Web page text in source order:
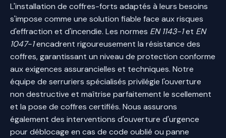
L'installation de coffres-forts adaptés à leurs besoins
s'impose comme une solution fiable face aux risques
d'effraction et d'incendie. Les normes EN 1143-1et EN
1047-1encadrent rigoureusement la résistance des
coffres, garantissant un niveau de protection conforme
aux exigences assurancielles et techniques. Notre
équipe de serruriers spécialisés privilégie l'ouverture
non destructive et maîtrise parfaitement le scellement
et la pose de coffres certifiés. Nous assurons
également des interventions d'ouverture d'urgence
pour déblocage en cas de code oublié ou panne